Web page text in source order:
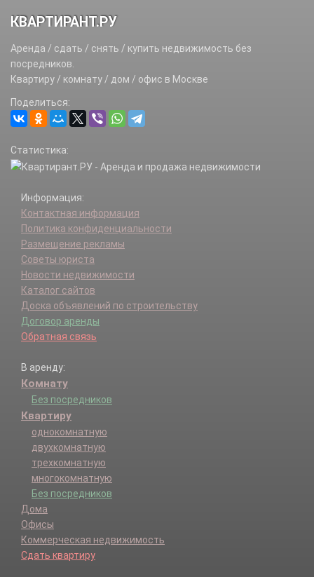
КВАРТИРАНТ.РУ
Аренда / сдать / снять / купить недвижимость без
посредников.
Квартиру / комнату / дом / офис в Москве
Поделиться:
Статистика:
Информация:
Контактная информация
Политика конфиденциальности
Размещение рекламы
Советы юриста
Новости недвижимости
Каталог сайтов
Доска объявлений по строительству
Договор аренды
Обратная связь
В аренду:
Комнату
Без посредников
Квартиру
однокомнатную
двухкомнатную
трехкомнатную
многокомнатную
Без посредников
Дома
Офисы
Коммерческая недвижимость
Сдать квартиру